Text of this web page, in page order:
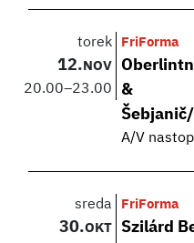
torek
12. NOV
20.00–23.00
FriForma
&
A/V nastop
sreda
30.OKT
FriForma
Szilárd